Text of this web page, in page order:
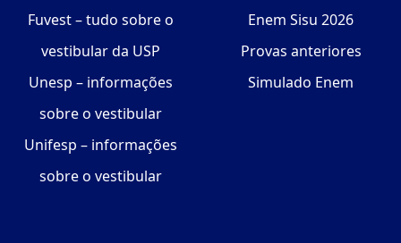
Fuvest – tudo sobre o
vestibular da USP
Unesp – informações
sobre o vestibular
Unifesp – informações
sobre o vestibular
Enem Sisu 2026
Provas anteriores
Simulado Enem